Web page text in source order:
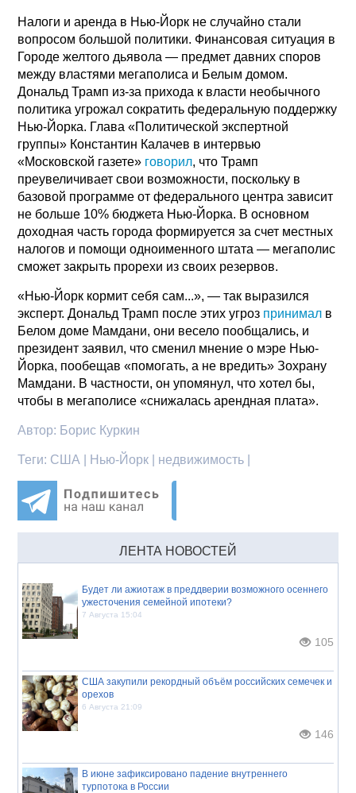
Налоги и аренда в Нью-Йорк не случайно стали
вопросом большой политики. Финансовая ситуация в
Городе желтого дьявола — предмет давних споров
между властями мегаполиса и Белым домом.
Дональд Трамп из-за прихода к власти необычного
политика угрожал сократить федеральную поддержку
Нью-Йорка. Глава «Политической экспертной
группы» Константин Калачев в интервью
«Московской газете» говорил, что Трамп
преувеличивает свои возможности, поскольку в
базовой программе от федерального центра зависит
не больше 10% бюджета Нью-Йорка. В основном
доходная часть города формируется за счет местных
налогов и помощи одноименного штата — мегаполис
сможет закрыть прорехи из своих резервов.
«Нью-Йорк кормит себя сам...», — так выразился
эксперт. Дональд Трамп после этих угроз принимал в
Белом доме Мамдани, они весело пообщались, и
президент заявил, что сменил мнение о мэре Нью-
Йорка, пообещав «помогать, а не вредить» Зохрану
Мамдани. В частности, он упомянул, что хотел бы,
чтобы в мегаполисе «снижалась арендная плата».
Автор: Борис Куркин
Теги: США | Нью-Йорк | недвижимость |
ЛЕНТА НОВОСТЕЙ
Будет ли ажиотаж в преддверии возможного осеннего
ужесточения семейной ипотеки?
7 Августа 15:04
105
США закупили рекордный объём российских семечек и
орехов
6 Августа 21:09
146
В июне зафиксировано падение внутреннего
турпотока в России